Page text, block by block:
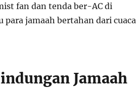
fan dan tenda ber-AC di
jamaah bertahan dari cuaca
Jamaah